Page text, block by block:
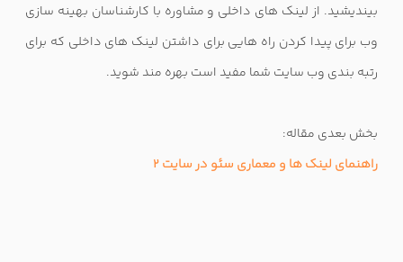
بیندیشید. از لینک های داخلی و مشاوره با کارشناسان بهینه سازی
وب برای پیدا کردن راه هایی برای داشتن لینک های داخلی که برای
رتبه بندی وب سایت شما مفید است بهره مند شوید.
بخش بعدی مقاله:
راهنمای لینک ها و معماری سئو در سایت 2